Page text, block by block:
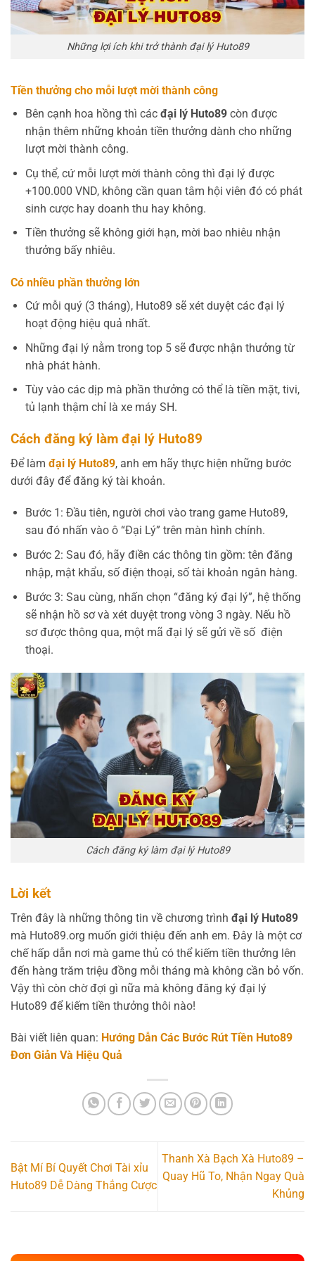
Những lợi ích khi trở thành đại lý Huto89
Tiền thưởng cho mỗi lượt mời thành công
Bên cạnh hoa hồng thì các đại lý Huto89còn được
nhận thêm những khoản tiền thưởng dành cho những
lượt mời thành công.
Cụ thể, cứ mỗi lượt mời thành công thì đại lý được
+100.000 VND, không cần quan tâm hội viên đó có phát
sinh cược hay doanh thu hay không.
Tiền thưởng sẽ không giới hạn, mời bao nhiêu nhận
thưởng bấy nhiêu.
Có nhiều phần thưởng lớn
Cứ mỗi quý (3 tháng), Huto89 sẽ xét duyệt các đại lý
hoạt động hiệu quả nhất.
Những đại lý nằm trong top 5 sẽ được nhận thưởng từ
nhà phát hành.
Tùy vào các dịp mà phần thưởng có thể là tiền mặt, tivi,
tủ lạnh thậm chỉ là xe máy SH.
Cách đăng ký làm đại lý Huto89
Để làm đại lý Huto89, anh em hãy thực hiện những bước
dưới đây để đăng ký tài khoản.
Bước 1: Đầu tiên, người chơi vào trang game Huto89,
sau đó nhấn vào ô “Đại Lý” trên màn hình chính.
Bước 2: Sau đó, hãy điền các thông tin gồm: tên đăng
nhập, mật khẩu, số điện thoại, số tài khoản ngân hàng.
Bước 3: Sau cùng, nhấn chọn “đăng ký đại lý”, hệ thống
sẽ nhận hồ sơ và xét duyệt trong vòng 3 ngày. Nếu hồ
sơ được thông qua, một mã đại lý sẽ gửi về số điện
thoại.
Cách đăng ký làm đại lý Huto89
Lời kết
Trên đây là những thông tin về chương trình đại lý Huto89
mà Huto89.org muốn giới thiệu đến anh em. Đây là một cơ
chế hấp dẫn nơi mà game thủ có thể kiếm tiền thưởng lên
đến hàng trăm triệu đồng mỗi tháng mà không cần bỏ vốn.
Vậy thì còn chờ đợi gì nữa mà không đăng ký đại lý
Huto89 để kiếm tiền thưởng thôi nào!
Bài viết liên quan: Hướng Dẫn Các Bước Rút Tiền Huto89
Đơn Giản Và Hiệu Quả
Bật Mí Bí Quyết Chơi Tài xỉu
Huto89 Dễ Dàng Thắng Cược
Thanh Xà Bạch Xà Huto89 –
Quay Hũ To, Nhận Ngay Quà
Khủng